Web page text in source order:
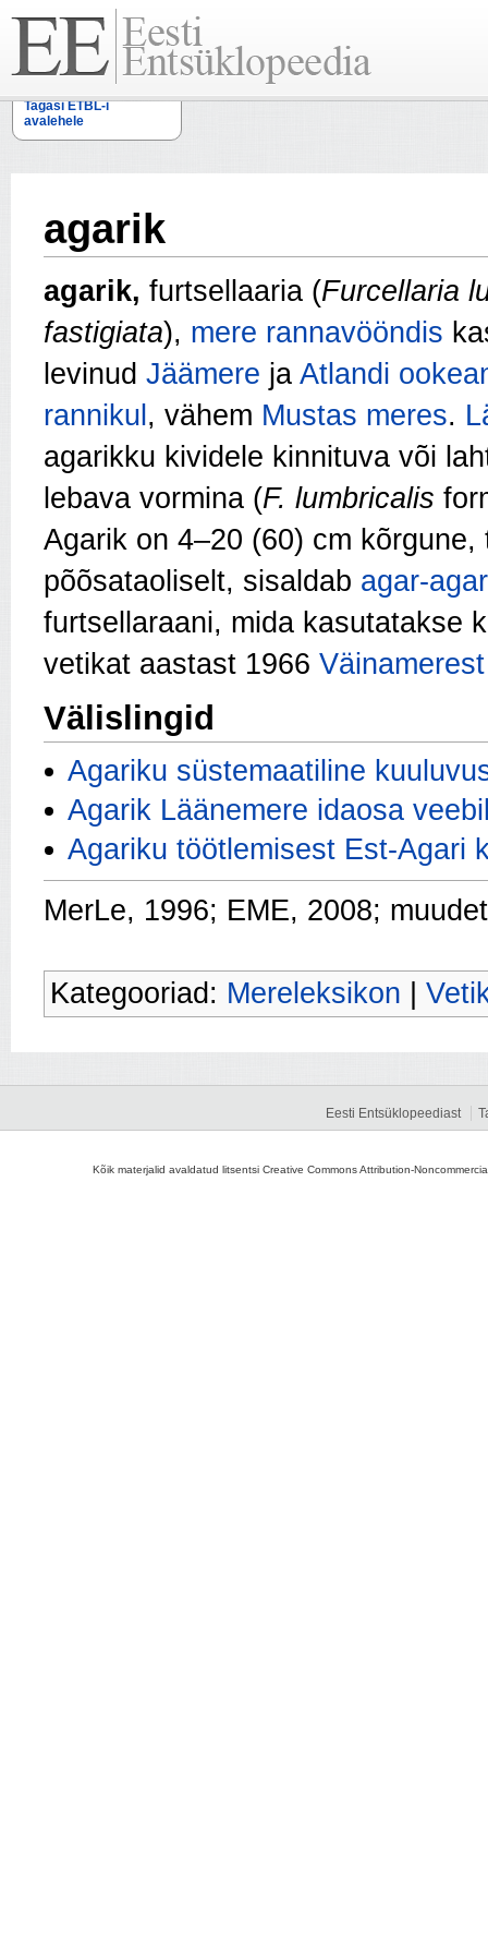
Tagasi ETBL-i
avalehele
agarik
agarik, furtsellaaria (Furcellaria
fastigiata), mere rannavööndis
levinud Jäämere ja Atlandi
rannikul , vähem Mustas meres.
agarikku kividele kinnituva või
lebava vormina (F. lumbricalis
Agarik on 4–20 (60) cm
põõsataoliselt, sisaldab agar-
furtsellaraani, mida kasutatakse
vetikat aastast 1966 Väinamerest
Välislingid
Agariku süstemaatiline
Agarik Läänemere idaosa
Agariku töötlemisest Est-Agari
MerLe, 1996; EME, 2008;
Kategooriad: Mereleksikon
Eesti Entsüklopeediast
Kõik materjalid avaldatud litsentsi Creative Commons Attribution-